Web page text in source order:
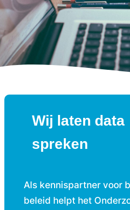
Wij laten data
spreken
Als kennispartner voor
beleid helpt het